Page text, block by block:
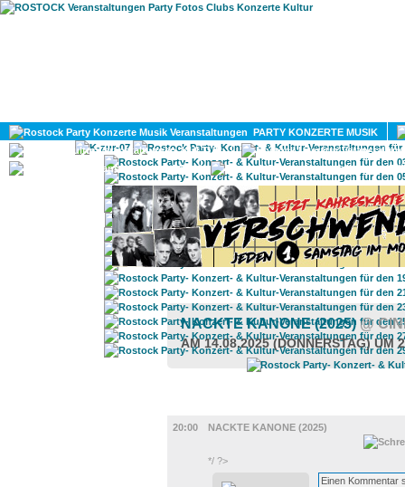
PARTY KONZERTE MUSIK
KULTUR
GAY
NACKTE KANONE (2025) @
AM 14.08.2025 (DONNERSTAG) UM
20:00
NACKTE KANONE (2025)
*/ ?>